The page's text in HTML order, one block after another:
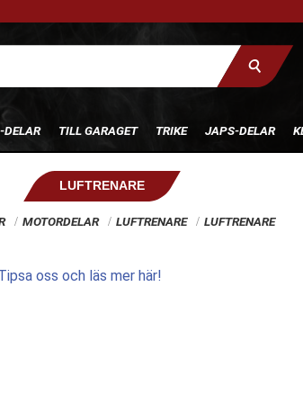
DELAR TILL GARAGET TRIKE JAPS-DELAR
LUFTRENARE
MOTORDELAR LUFTRENARE LUFTRENARE
oss och läs mer här!